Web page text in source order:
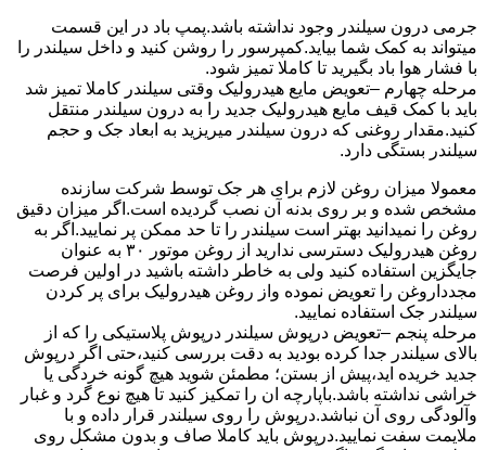
جرمی درون سیلندر وجود نداشته باشد.پمپ باد در این قسمت
میتواند به کمک شما بیاید.کمپرسور را روشن کنید و داخل سیلندر را
با فشار هوا باد بگیرید تا کاملا تمیز شود.
مرحله چهارم –تعویض مایع هیدرولیک وقتی سیلندر کاملا تمیز شد
باید با کمک قیف مایع هیدرولیک جدید را به درون سیلندر منتقل
کنید.مقدار روغنی که درون سیلندر میریزید به ابعاد جک و حجم
سیلندر بستگی دارد.
معمولا میزان روغن لازم برای هر جک توسط شرکت سازنده
مشخص شده و بر روی بدنه آن نصب گردیده است.اگر میزان دقیق
روغن را نمیدانید بهتر است سیلندر را تا حد ممکن پر نمایید.اگر به
روغن هیدرولیک دسترسی ندارید از روغن موتور ۳۰ به عنوان
جایگزین استفاده کنید ولی به خاطر داشته باشید در اولین فرصت
مجدداروغن را تعویض نموده واز روغن هیدرولیک برای پر کردن
سیلندر جک استفاده نمایید.
مرحله پنجم –تعویض درپوش سیلندر درپوش پلاستیکی را که از
بالای سیلندر جدا کرده بودید به دقت بررسی کنید،حتی اگر درپوش
جدید خریده اید،پیش از بستن؛ مطمئن شوید هیچ گونه خردگی یا
خراشی نداشته باشد.باپارچه ان را تمکیز کنید تا هیچ نوع گرد و غبار
وآلودگی روی آن نباشد.درپوش را روی سیلندر قرار داده و با
ملایمت سفت نمایید.درپوش باید کاملا صاف و بدون مشکل روی